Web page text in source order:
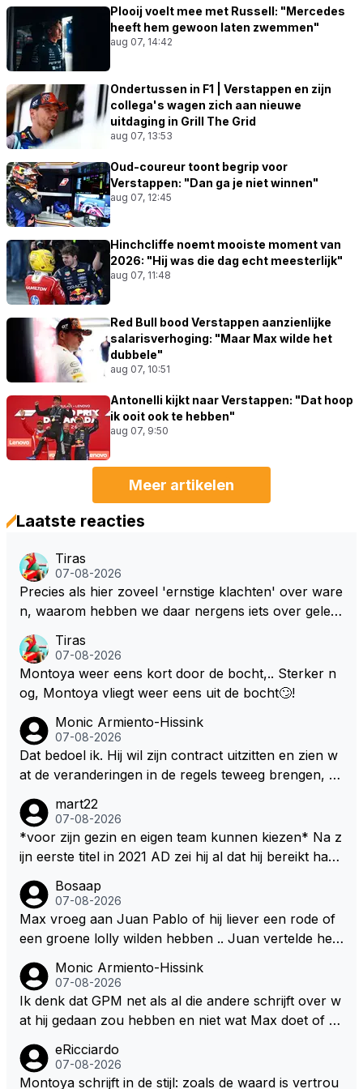
Plooij voelt mee met Russell: "Mercedes
heeft hem gewoon laten zwemmen"
aug 07, 14:42
Ondertussen in F1 | Verstappen en zijn
collega's wagen zich aan nieuwe
uitdaging in Grill The Grid
aug 07, 13:53
Oud-coureur toont begrip voor
Verstappen: "Dan ga je niet winnen"
aug 07, 12:45
Hinchcliffe noemt mooiste moment van
2026: "Hij was die dag echt meesterlijk"
aug 07, 11:48
Red Bull bood Verstappen aanzienlijke
salarisverhoging: "Maar Max wilde het
dubbele"
aug 07, 10:51
Antonelli kijkt naar Verstappen: "Dat hoop
ik ooit ook te hebben"
aug 07, 9:50
Meer artikelen
Laatste reacties
Tiras
07-08-2026
Precies als hier zoveel 'ernstige klachten' over ware
n, waarom hebben we daar nergens iets over gelez
Tiras
07-08-2026
Montoya weer eens kort door de bocht,.. Sterker n
og, Montoya vliegt weer eens uit de bocht🙄!
Monic Armiento-Hissink
07-08-2026
Dat bedoel ik. Hij wil zijn contract uitzitten en zien w
at de veranderingen in de regels teweeg brengen, al
ijn eigen team te kiezen en zijn gezin. hij kan dan zelf
bepalen aan welke races hij mee wil doen en is ook
vaker thuis. Hij zit dan ook niet meer vast aan een c
ntract zou tekenen.
mart22
07-08-2026
*voor zijn gezin en eigen team kunnen kiezen* Na z
ijn eerste titel in 2021 AD zei hij al dat hij bereikt had
aarna nog komt bonus was. Ik denk dat hij dat meen
de en dat hij er nog steeds zo in staat. Nu telt voorn
amelijk het plezier hebben in wat hij doet nog als drij
Nu, met deze auto's??? Met deze regels???
Bosaap
07-08-2026
Max vroeg aan Juan Pablo of hij liever een rode of
een groene lolly wilden hebben .. Juan vertelde hem
het gretig likken aan zijn rode lolly hoorde Juan toc
h echt van Max dat RB hem een contract had aange
boden met een aanzienlijke loonsverhoging maar da
it nieuws met hem te delen omdat hij graag advies wil
de van Juan .. niet in de laatste plaats omdat hij slap
Monic Armiento-Hissink
07-08-2026
Ik denk dat GPM net als al die andere schrijft over w
at hij gedaan zou hebben en niet wat Max doet of wi
n achter te laten, ook al weet hij dat dit erbij hoort, e
n hij en Kelly waarschijnlijk nog wel meer gezinsuitbr
eRicciardo
07-08-2026
Montoya schrijft in de stijl: zoals de waard is vertrou